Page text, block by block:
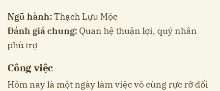
Ngũ hành:Thạch Lựu Mộc
Đánh giá chung: Quan hệ thuận lợi, quý nhân
phù trợ
Công việc
Hôm nay là một ngày làm việc vô cùng rực rỡ đối